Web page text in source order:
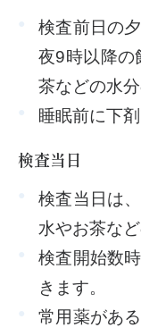
検査前日の
夜9時以降の
茶などの水
睡眠前に下
検査当日
検査当日は
水やお茶な
検査開始数
きます。
常用薬があ